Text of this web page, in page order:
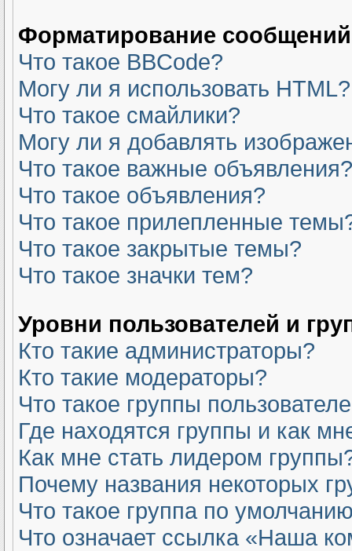
Форматирование
Что такое BBCode?
Могу ли я использовать HTML?
Что такое смайлики?
Могу ли я добавлять
Что такое важные объявления?
Что такое объявления?
Что такое прилепленные
Что такое закрытые темы?
Что такое значки тем?
Уровни пользователей и
Кто такие администраторы?
Кто такие модераторы?
Что такое группы
Где находятся группы и как
Как мне стать лидером
Почему названия некоторых
Что такое группа по
Что означает ссылка «Наша